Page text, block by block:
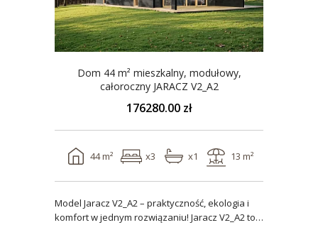
Dom 44 m² mieszkalny, modułowy,
całoroczny JARACZ V2_A2
176280.00 zł
44 m² x3 x1 13 m²
Model Jaracz V2_A2 – praktyczność, ekologia i
komfort w jednym rozwiązaniu! Jaracz V2_A2 to